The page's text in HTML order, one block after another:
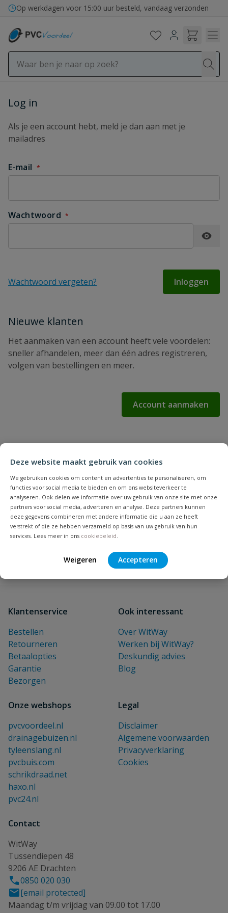
Deze website maakt gebruik van cookies
We gebruiken cookies om content en advertenties te personaliseren, om
functies voor social media te bieden en om ons websiteverkeer te
analyseren. Ook delen we informatie over uw gebruik van onze site met onze
partners voor social media, adverteren en analyse. Deze partners kunnen
deze gegevens combineren met andere informatie die u aan ze heeft
verstrekt of die ze hebben verzameld op basis van uw gebruik van hun
services. Lees meer in ons cookiebeleid.
Weigeren Accepteren
Ga naar de inhoud
Op werkdagen voor 15:00 uur besteld, vandaag verzonden
Inloggen
Log in
Als je een account hebt, meld je dan aan met je
mailadres
E-mail
Wachtwoord
Inloggen
Wachtwoord vergeten?
Nieuwe klanten
Het aanmaken van een account heeft vele voordelen:
sneller afhandelen, meer dan één adres registreren,
volgen van bestellingen en meer.
Account aanmaken
Blijf op de hoogte van nieuwe
producten en leuke acties!
E-mailadres
Inschrijven
Klantenservice
Bestellen
Retourneren
Betaalopties
Garantie
Bezorgen
Ook interessant
Over WitWay
Werken bij WitWay?
Deskundig advies
Blog
Onze webshops
pvcvoordeel.nl
drainagebuizen.nl
tyleenslang.nl
pvcbuis.com
schrikdraad.net
haxo.nl
pvc24.nl
Legal
Disclaimer
Algemene voorwaarden
Privacyverklaring
Cookies
Contact
WitWay
Tussendiepen 48
9206 AE Drachten
0850 020 030
[email protected]
Maandag t/m vrijdag van 09.00 tot 17.00